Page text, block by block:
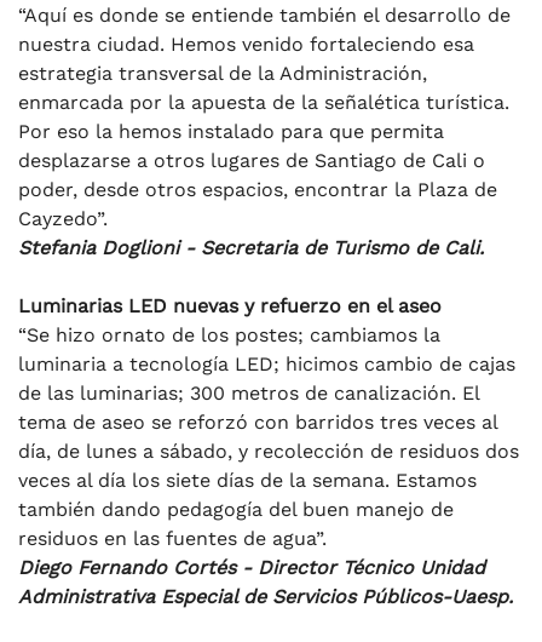
“Aquí es donde se entiende también el desarrollo de
nuestra ciudad. Hemos venido fortaleciendo esa
estrategia transversal de la Administración,
enmarcada por la apuesta de la señalética turística.
Por eso la hemos instalado para que permita
desplazarse a otros lugares de Santiago de Cali o
poder, desde otros espacios, encontrar la Plaza de
Cayzedo”.
Stefania Doglioni - Secretaria de Turismo de Cali.
Luminarias LED nuevas y refuerzo en el aseo
“Se hizo ornato de los postes; cambiamos la
luminaria a tecnología LED; hicimos cambio de cajas
de las luminarias; 300 metros de canalización. El
tema de aseo se reforzó con barridos tres veces al
día, de lunes a sábado, y recolección de residuos dos
veces al día los siete días de la semana. Estamos
también dando pedagogía del buen manejo de
residuos en las fuentes de agua”.
Diego Fernando Cortés - Director Técnico Unidad
Administrativa Especial de Servicios Públicos-Uaesp.